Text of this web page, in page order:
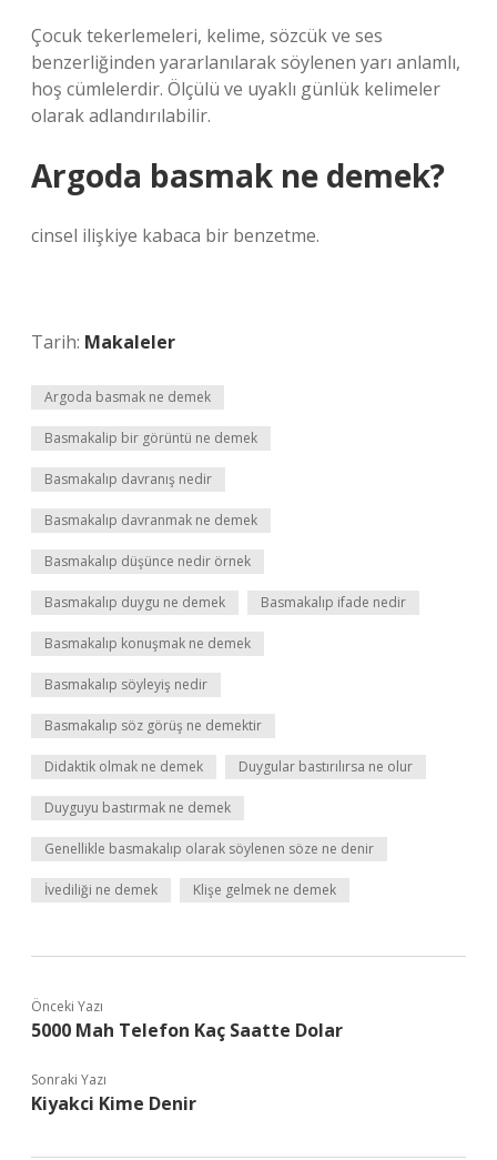
Çocuk tekerlemeleri, kelime, sözcük ve ses
benzerliğinden yararlanılarak söylenen yarı anlamlı,
hoş cümlelerdir. Ölçülü ve uyaklı günlük kelimeler
olarak adlandırılabilir.
Argoda basmak ne demek?
cinsel ilişkiye kabaca bir benzetme.
Tarih: Makaleler
Argoda basmak ne demek
Basmakalip bir görüntü ne demek
Basmakalıp davranış nedir
Basmakalıp davranmak ne demek
Basmakalıp düşünce nedir örnek
Basmakalıp duygu ne demek Basmakalıp ifade nedir
Basmakalıp konuşmak ne demek
Basmakalıp söyleyiş nedir
Basmakalıp söz görüş ne demektir
Didaktik olmak ne demek Duygular bastırılırsa ne olur
Duyguyu bastırmak ne demek
Genellikle basmakalıp olarak söylenen söze ne denir
İvediliği ne demek Klişe gelmek ne demek
Önceki Yazı
5000 Mah Telefon Kaç Saatte Dolar
Sonraki Yazı
Kiyakci Kime Denir